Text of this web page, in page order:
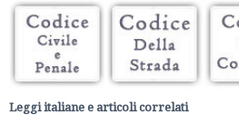
Leggi italiane e articoli correlati